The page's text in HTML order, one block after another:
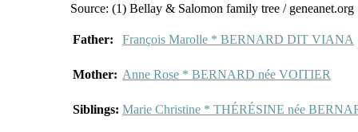
Source: (1) Bellay & Salomon family tree / geneanet.org
Father: François Marolle * BERNARD DIT VIANA
Mother: Anne Rose * BERNARD née VOITIER
Siblings: Marie Christine * THÉRÉSINE née